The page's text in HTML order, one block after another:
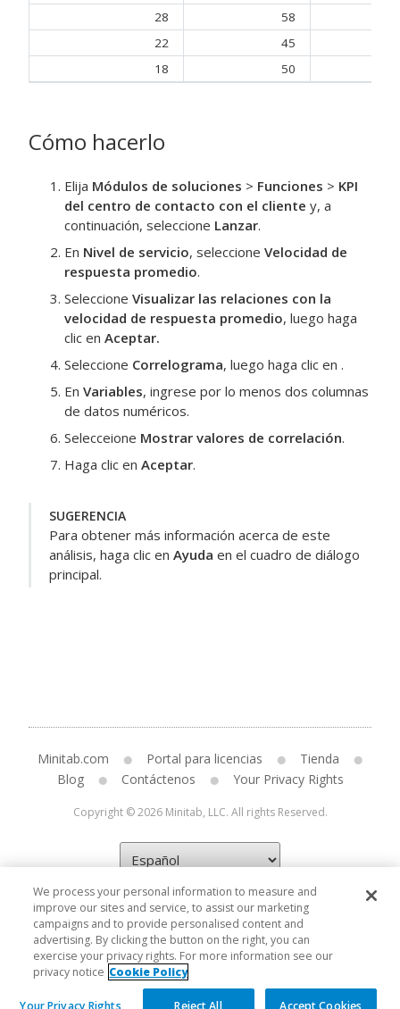
28
58
22
45
18
50
Cómo hacerlo
Elija Módulos de soluciones > Funciones > KPI
del centro de contacto con el cliente y, a
continuación, seleccione Lanzar.
En Nivel de servicio, seleccione Velocidad de
respuesta promedio.
Seleccione Visualizar las relaciones con la
velocidad de respuesta promedio, luego haga
clic en Aceptar.
Seleccione Correlograma, luego haga clic en .
En Variables, ingrese por lo menos dos columnas
de datos numéricos.
Selecceione Mostrar valores de correlación.
Haga clic en Aceptar.
SUGERENCIA
Para obtener más información acerca de este
análisis, haga clic en Ayuda en el cuadro de diálogo
principal.
Minitab.com Portal para licencias
Tienda
Blog
Contáctenos Your Privacy Rights
Copyright © 2026 Minitab, LLC. All rights Reserved.
We process your personal information to measure and
improve our sites and service, to assist our marketing
campaigns and to provide personalised content and
advertising. By clicking the button on the right, you can
exercise your privacy rights. For more information see our
privacy notice Cookie Policy
Your Privacy Rights Reject All Accept Cookies